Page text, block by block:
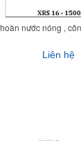
nước nóng ,
Liên hệ